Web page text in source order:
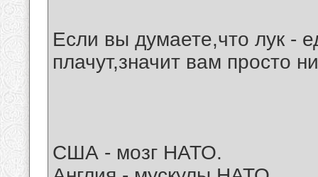
Если вы думаете,что лук -
плачут,значит вам просто
США - мозг НАТО.